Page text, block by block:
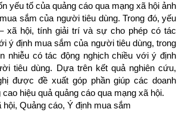
yếu tố của quảng cáo qua mạng xã hội ảnh
sắm của người tiêu dùng. Trong đó, yếu
xã hội, tính giải trí và sự cho phép có tác
ý định mua sắm của người tiêu dùng, trong
nhiễu có tác động nghịch chiều với ý định
tiêu dùng. Dựa trên kết quả nghiên cứu,
được đề xuất góp phần giúp các doanh
cao hiệu quả quảng cáo qua mạng xã hội.
hội, Quảng cáo, Ý định mua sắm